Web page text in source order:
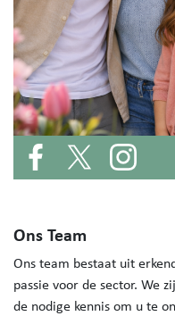
Ons Team
Ons team bestaat uit
passie voor de sector. We
de nodige kennis om u te